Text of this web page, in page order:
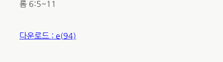
롬 6:5~11
다운로드 : e(94)